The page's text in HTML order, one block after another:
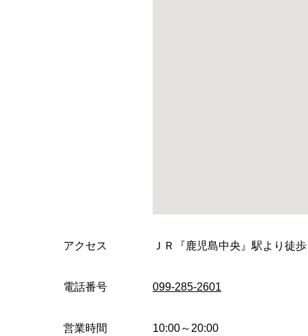
アクセス ＪＲ『鹿児島中央』駅より徒
電話番号 099-285-2601
営業時間
10:00～20:00